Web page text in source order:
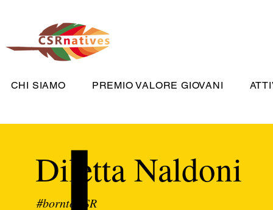
CHI SIAMO PREMIO VALORE GIOVANI
Diletta Naldoni
#borntoCSR